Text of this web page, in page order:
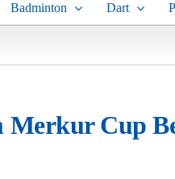
Badminton Dart
Merkur Cup